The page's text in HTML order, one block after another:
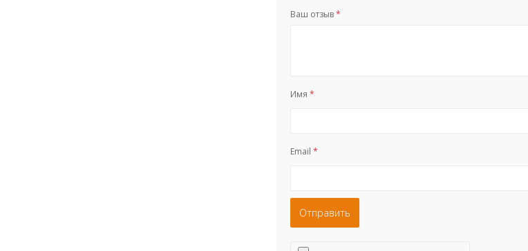
Ваш отзыв*
Имя*
Email*